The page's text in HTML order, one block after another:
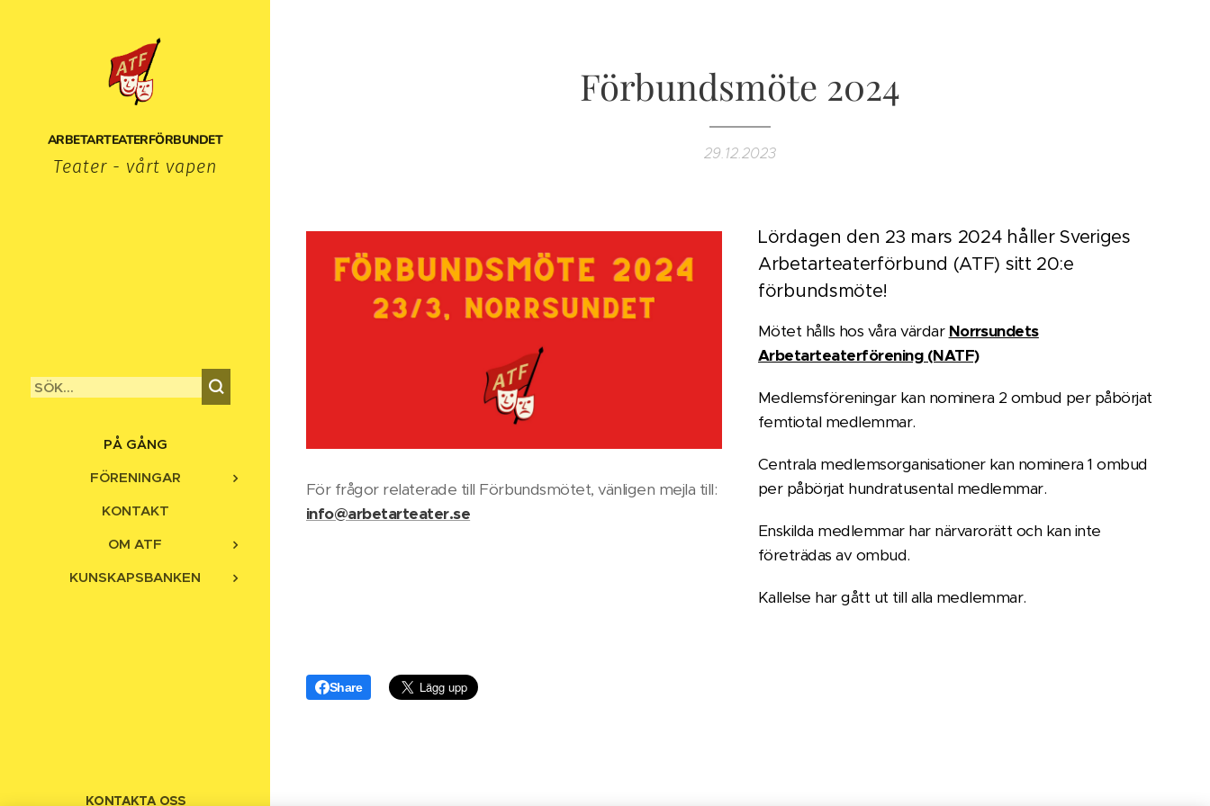
ARBETARTEATERFÖRBUNDET
Teater - vårt vapen
PÅ GÅNG
FÖRENINGAR
KONTAKT
OM ATF
KUNSKAPSBANKEN
Förbundsmöte 2024
29.12.2023
För frågor relaterade till Förbundsmötet, vänligen mejla till:
info@arbetarteater.se
Lördagen den 23 mars 2024 håller Sveriges
Arbetarteaterförbund (ATF) sitt 20:e
förbundsmöte!
Mötet hålls hos våra värdar Norrsundets
Arbetarteaterförening (NATF)
Medlemsföreningar kan nominera 2 ombud per påbörjat
femtiotal medlemmar.
Centrala medlemsorganisationer kan nominera 1 ombud
per påbörjat hundratusental medlemmar.
Enskilda medlemmar har närvarorätt och kan inte
företrädas av ombud.
Kallelse har gått ut till alla medlemmar.
Share
KONTAKTA OSS